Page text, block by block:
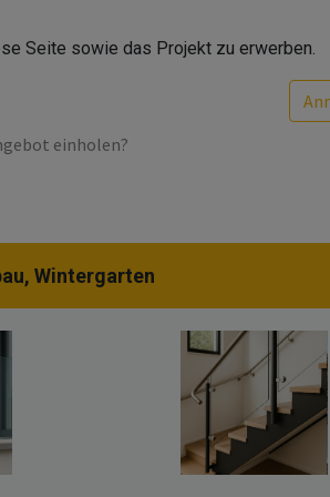
Seite sowie das Projekt zu erwerben.
einholen?
Wintergarten